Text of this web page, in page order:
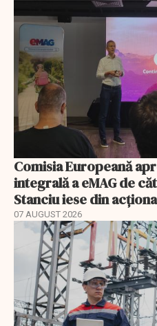
Comisia Europeană
integrală a eMAG de
Stanciu iese din
07 AUGUST 2026